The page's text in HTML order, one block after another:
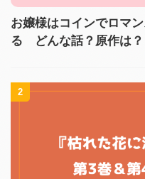
お嬢様はコインでロマ
る どんな話？原作は？
2